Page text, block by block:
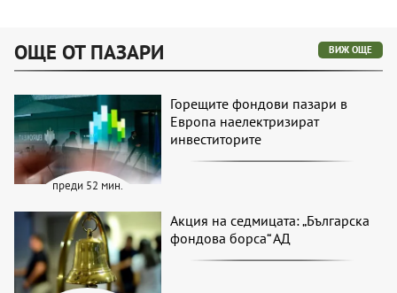
ОЩЕ ОТ ПАЗАРИ ВИЖ ОЩЕ
преди 52 мин.
Горещите фондови пазари в
Европа наелектризират
инвеститорите
Акция на седмицата: „Българска
фондова борса“ АД